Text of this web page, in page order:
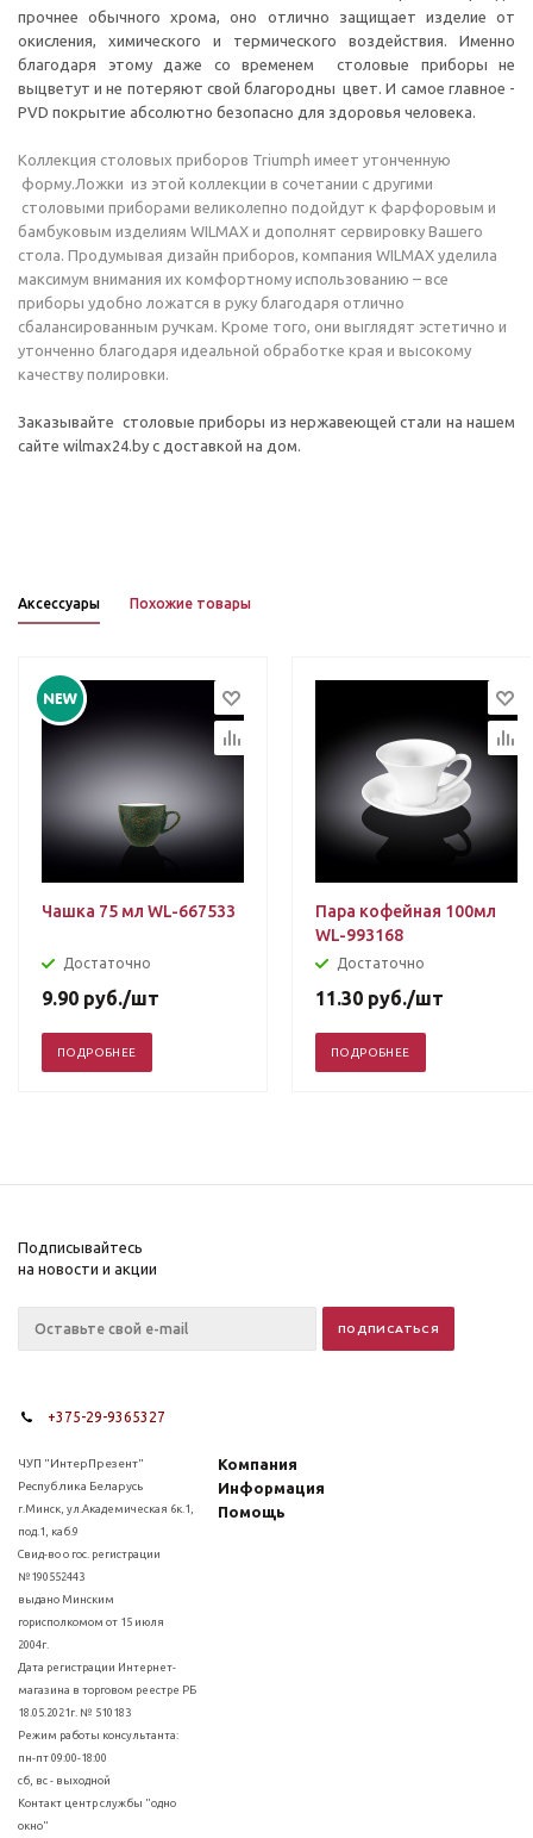
прочнее обычного хрома, оно отлично защищает изделие от
окисления, химического и термического воздействия. Именно
благодаря этому даже со временем столовые приборы не
выцветут и не потеряют свой благородны цвет. И самое главное -
PVD покрытие абсолютно безопасно для здоровья человека.
Коллекция столовых приборов Triumph имеет утонченную
форму.Ложки из этой коллекции в сочетании с другими
столовыми приборами великолепно подойдут к фарфоровым и
бамбуковым изделиям WILMAX и дополнят сервировку Вашего
стола. Продумывая дизайн приборов, компания WILMAX уделила
максимум внимания их комфортному использованию – все
приборы удобно ложатся в руку благодаря отлично
сбалансированным ручкам. Кроме того, они выглядят эстетично и
утонченно благодаря идеальной обработке края и высокому
качеству полировки.
Заказывайте столовые приборы из нержавеющей стали на нашем
сайте wilmax24.by с доставкой на дом.
Аксессуары Похожие товары
Чашка 75 мл WL-667533
Достаточно
9.90 руб./шт
ПОДРОБНЕЕ
Пара кофейная 100мл
WL-993168
Достаточно
11.30 руб./шт
ПОДРОБНЕЕ
Подписывайтесь
на новости и акции
+375-29-9365327
ЧУП "ИнтерПрезент"
Республика Беларусь
г.Минск, ул.Академическая 6к.1,
под.1, каб.9
Свид-во о гос. регистрации
№190552443
выдано Минским
горисполкомом от 15 июля
2004г.
Дата регистрации Интернет-
магазина в торговом реестре РБ
18.05.2021г. № 510183
Режим работы консультанта:
пн-пт 09:00-18:00
сб, вс - выходной
Контакт центр службы "одно
окно"
Компания
Информация
Помощь